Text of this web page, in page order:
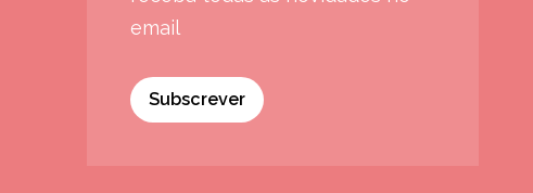
email
Subscrever